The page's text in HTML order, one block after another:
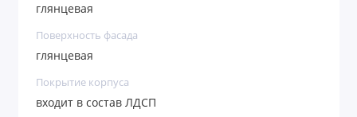
глянцевая
Поверхность фасада
глянцевая
Покрытие корпуса
входит в состав ЛДСП